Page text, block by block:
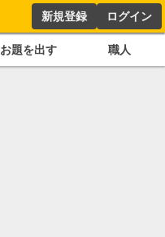
新規登録 ログイン
お題を出す 職人